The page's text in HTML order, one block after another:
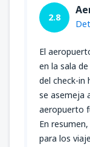
2.8
El
en la sala
del check-in
se asemeja
aeropuerto
En
para los